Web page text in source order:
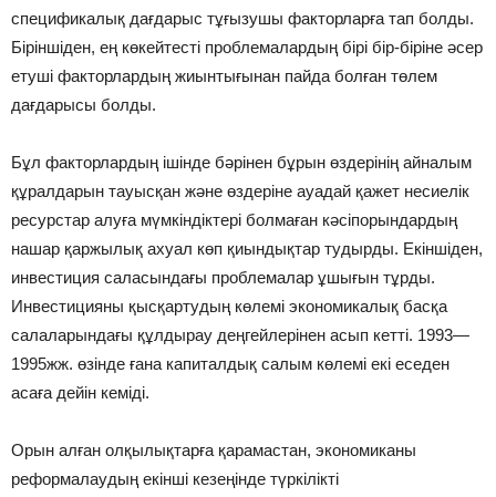
спецификалық дағдарыс тұғызушы факторларға тап болды.
Біріншіден, ең көкейтесті проблемалардың бірі бір-біріне әсер
етуші факторлардың жиынтығынан пайда болған төлем
дағдарысы болды.
Бұл факторлардың ішінде бәрінен бұрын өздерінің айналым
құралдарын тауысқан және өздеріне ауадай қажет несиелік
ресурстар алуға мүмкіндіктері болмаған кәсіпорындардың
нашар қаржылық ахуал көп қиындықтар тудырды. Екіншіден,
инвестиция саласындағы проблемалар ұшығын тұрды.
Инвестицияны қысқартудың көлемі экономикалық басқа
салаларындағы құлдырау деңгейлерінен асып кетті. 1993—
1995жж. өзінде ғана капиталдық салым көлемі екі еседен
асаға дейін кеміді.
Орын алған олқылықтарға қарамастан, экономиканы
реформалаудың екінші кезеңінде түркілікті